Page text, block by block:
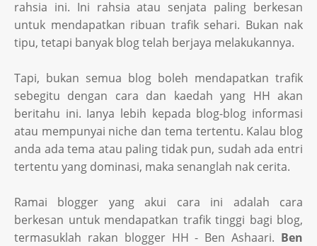
rahsia ini. Ini rahsia atau senjata paling berkesan
untuk mendapatkan ribuan trafik sehari. Bukan nak
tipu, tetapi banyak blog telah berjaya melakukannya.
Tapi, bukan semua blog boleh mendapatkan trafik
sebegitu dengan cara dan kaedah yang HH akan
beritahu ini. Ianya lebih kepada blog-blog informasi
atau mempunyai niche dan tema tertentu. Kalau blog
anda ada tema atau paling tidak pun, sudah ada entri
tertentu yang dominasi, maka senanglah nak cerita.
Ramai blogger yang akui cara ini adalah cara
berkesan untuk mendapatkan trafik tinggi bagi blog,
termasuklah rakan blogger HH - Ben Ashaari. Ben